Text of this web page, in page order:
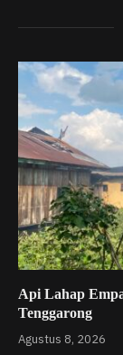
Api Lahap
Tenggarong
Agustus 8, 2026